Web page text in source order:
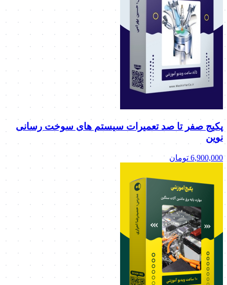
پکیج صفر تا صد تعمیرات سیستم های سوخت رسانی
نوین
6,900,000 تومان